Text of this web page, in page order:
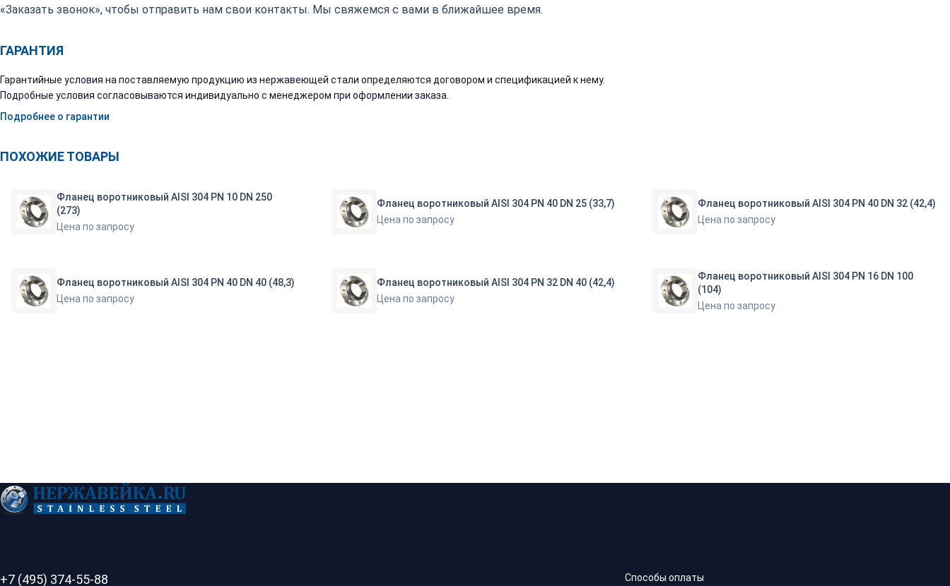
«Заказать звонок», чтобы отправить нам свои контакты. Мы свяжемся с вами в ближайшее время.
ГАРАНТИЯ
Гарантийные условия на поставляемую продукцию из нержавеющей стали определяются договором и спецификацией к нему.
Подробные условия согласовываются индивидуально с менеджером при оформлении заказа.
Подробнее о гарантии
ПОХОЖИЕ ТОВАРЫ
Фланец воротниковый AISI 304 PN 10 DN 250
(273)
Цена по запросу
Фланец воротниковый AISI 304 PN 40 DN 25 (33,7)
Цена по запросу
Фланец воротниковый AISI 304 PN 40 DN 32 (42,4)
Цена по запросу
Фланец воротниковый AISI 304 PN 40 DN 40 (48,3)
Цена по запросу
Фланец воротниковый AISI 304 PN 32 DN 40 (42,4)
Цена по запросу
Фланец воротниковый AISI 304 PN 16 DN 100
(104)
Цена по запросу
+7 (495) 374-55-88 Способы оплаты